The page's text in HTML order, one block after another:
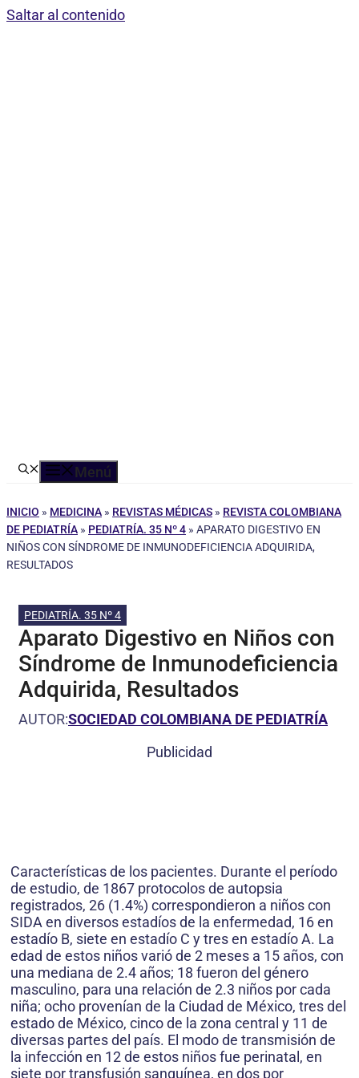
Saltar al contenido
Menú
INICIO » MEDICINA » REVISTAS MÉDICAS » REVISTA COLOMBIANA
DE PEDIATRÍA » PEDIATRÍA. 35 Nº 4 » APARATO DIGESTIVO EN
NIÑOS CON SÍNDROME DE INMUNODEFICIENCIA ADQUIRIDA,
RESULTADOS
PEDIATRÍA. 35 Nº 4
Aparato Digestivo en Niños con
Síndrome de Inmunodeficiencia
Adquirida, Resultados
AUTOR:SOCIEDAD COLOMBIANA DE PEDIATRÍA
Publicidad
Características de los pacientes. Durante el período
de estudio, de 1867 protocolos de autopsia
registrados, 26 (1.4%) correspondieron a niños con
SIDA en diversos estadíos de la enfermedad, 16 en
estadío B, siete en estadío C y tres en estadío A. La
edad de estos niños varió de 2 meses a 15 años, con
una mediana de 2.4 años; 18 fueron del género
masculino, para una relación de 2.3 niños por cada
niña; ocho provenían de la Ciudad de México, tres del
estado de México, cinco de la zona central y 11 de
diversas partes del país. El modo de transmisión de
la infección en 12 de estos niños fue perinatal, en
siete por transfusión sanguínea, en dos por